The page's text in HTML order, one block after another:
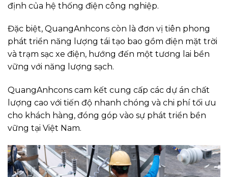
định của hệ thống điện công nghiệp.
Đặc biệt, QuangAnhcons còn là đơn vị tiên phong
phát triển năng lượng tái tạo bao gồm điện mặt trời
và trạm sạc xe điện, hướng đến một tương lai bền
vững với năng lượng sạch.
QuangAnhcons cam kết cung cấp các dự án chất
lượng cao với tiến độ nhanh chóng và chi phí tối ưu
cho khách hàng, đóng góp vào sự phát triển bền
vững tại Việt Nam.